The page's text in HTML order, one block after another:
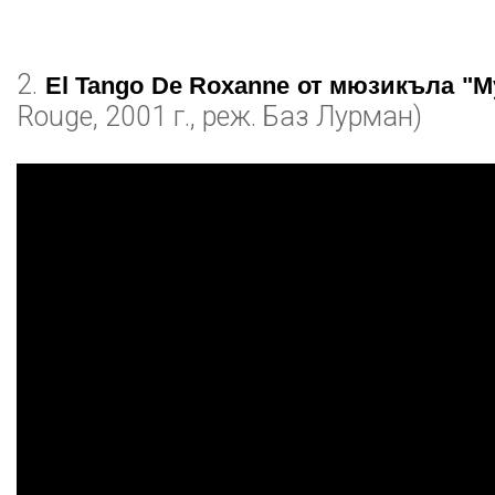
2. El Tango De Roxanne от мюзикъла
Rouge, 2001 г., реж. Баз Лурман)